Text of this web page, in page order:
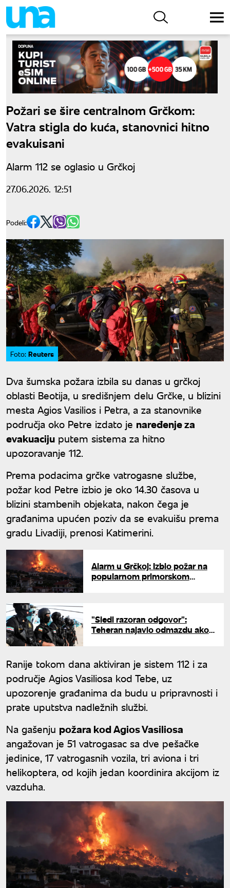
Požari se šire centralnom Grčkom:
Vatra stigla do kuća, stanovnici hitno
evakuisani
Alarm 112 se oglasio u Grčkoj
27.06.2026. 12:51
Podeli:
Foto: Reuters
Dva šumska požara izbila su danas u grčkoj
oblasti Beotija, u središnjem delu Grčke, u blizini
mesta Agios Vasilios i Petra, a za stanovnike
područja oko Petre izdato je naređenje za
evakuaciju putem sistema za hitno
upozoravanje 112.
Prema podacima grčke vatrogasne službe,
požar kod Petre izbio je oko 14.30 časova u
blizini stambenih objekata, nakon čega je
građanima upućen poziv da se evakuišu prema
gradu Livadiji, prenosi Katimerini.
Alarm u Grčkoj: Izbio požar na
popularnom primorskom
"Sledi razoran odgovor":
Teheran najavio odmazdu ako
Ranije tokom dana aktiviran je sistem 112 i za
područje Agios Vasiliosa kod Tebe, uz
upozorenje građanima da budu u pripravnosti i
prate uputstva nadležnih službi.
Na gašenju požara kod Agios Vasiliosa
angažovan je 51 vatrogasac sa dve pešačke
jedinice, 17 vatrogasnih vozila, tri aviona i tri
helikoptera, od kojih jedan koordinira akcijom iz
vazduha.